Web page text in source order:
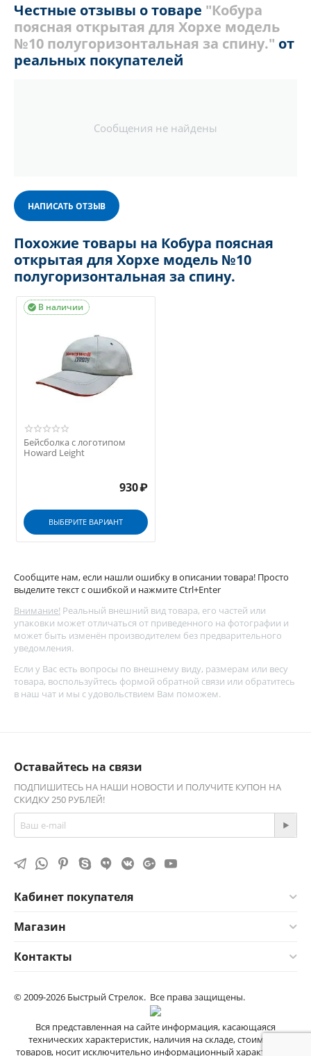
Честные отзывы о товаре "Кобура
поясная открытая для Хорхе модель
№10 полугоризонтальная за спину." от
реальных покупателей
Сообщения не найдены
НАПИСАТЬ ОТЗЫВ
Похожие товары на Кобура поясная
открытая для Хорхе модель №10
полугоризонтальная за спину.
В наличии

Бейсболка с логотипом
Howard Leight
930₽
ВЫБЕРИТЕ ВАРИАНТ
Сообщите нам, если нашли ошибку в описании товара! Просто
выделите текст с ошибкой и нажмите Ctrl+Enter
Внимание! Реальный внешний вид товара, его частей или
упаковки может отличаться от приведенного на фотографии и
может быть изменён производителем без предварительного
уведомления.
Если у Вас есть вопросы по внешнему виду, размерам или весу
товара, воспользуйтесь формой обратной связи или обратитесь
в наш чат и мы с удовольствием Вам поможем.
Оставайтесь на связи
ПОДПИШИТЕСЬ НА НАШИ НОВОСТИ И ПОЛУЧИТЕ КУПОН НА
СКИДКУ 250 РУБЛЕЙ!
Кабинет покупателя
Магазин
Контакты
© 2009-2026 Быстрый Стрелок. Все права защищены.
Вся представленная на сайте информация, касающаяся
технических характеристик, наличия на складе, стоимости
товаров, носит исключительно информационный характер и не